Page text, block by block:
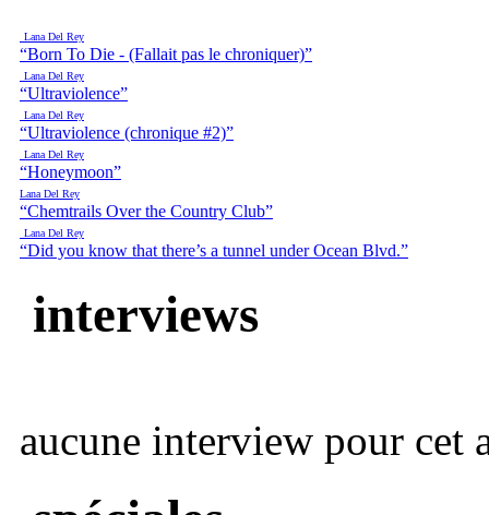
Lana Del Rey
“Born To Die - (Fallait pas le chroniquer)”
Lana Del Rey
“Ultraviolence”
Lana Del Rey
“Ultraviolence (chronique #2)”
Lana Del Rey
“Honeymoon”
Lana Del Rey
“Chemtrails Over the Country Club”
Lana Del Rey
“Did you know that there’s a tunnel under Ocean Blvd.”
interviews
aucune interview pour cet